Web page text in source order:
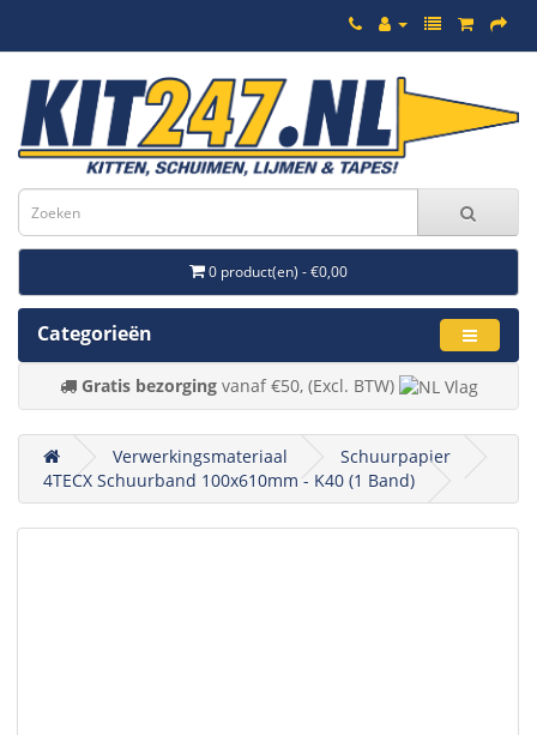
0 product(en) - €0,00
Categorieën
Gratis bezorgingvanaf €50, (Excl. BTW)
Verwerkingsmateriaal
Schuurpapier
4TECX Schuurband 100x610mm - K40 (1 Band)